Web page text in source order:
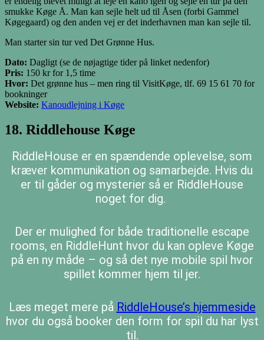
smukke Køge Å. Man kan sejle helt ud til Åsen (forbi Gammel
Køgegaard) og den anden vej er det inderhavnen man kan sejle til.
Man starter sin tur ved Det Grønne Hus.
Dato: Dagligt (se de nøjagtige tider på linket nedenfor)
Pris: 150 kr for 1,5 time
Hvor: Det grønne hus – men ring til VisitKøge, tlf. 69 15 61 70 for
bookninger
Website: Kanoudlejning i Køge
18. Riddlehouse Køge
RiddleHouse er en spændende oplevelse, som
kræver kommunikation og samarbejde. Hvis du
er til gåder og mysterier så er RiddleHouse
noget for dig.
Der er mulighed for både traditionelle escape
rooms, en RiddleHunt hvor du kan opleve Køge
på en ny måde – og så det nye mobile spil hvor
spillet kommer hjem til jer.
Læs meget mere på RiddleHouse’s hjemmeside
hvor du også booker den form for spil du har lyst
til.